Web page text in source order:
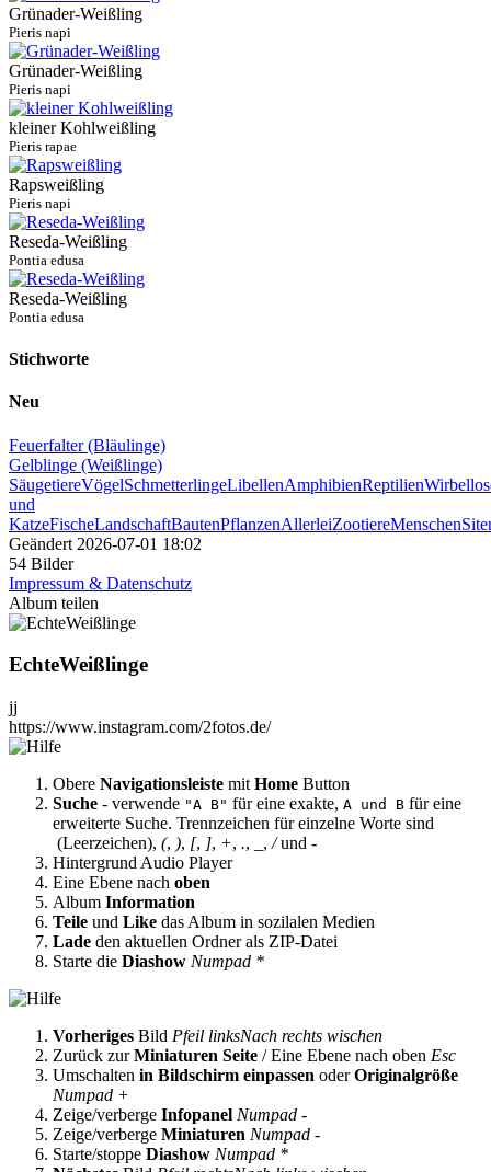
Grünader-Weißling
Pieris napi
Grünader-Weißling
Pieris napi
kleiner Kohlweißling
Pieris rapae
Rapsweißling
Pieris napi
Reseda-Weißling
Pontia edusa
Reseda-Weißling
Pontia edusa
Stichworte
Neu
Feuerfalter (Bläulinge)
Gelblinge (Weißlinge)
SäugetiereVögelSchmetterlingeLibellenAmphibienReptilien
und
KatzeFischeLandschaftBautenPflanzenAllerleiZootiereMenschen
Geändert 2026-07-01 18:02
54 Bilder
Impressum & Datenschutz
Album teilen
EchteWeißlinge
jj
https://www.instagram.com/2fotos.de/
Obere Navigationsleiste mit Home Button
Suche - verwende "A B" für eine exakte, A und B für eine
erweiterte Suche. Trennzeichen für einzelne Worte sind
(Leerzeichen), (, ), [, ], +, ., , /und -
Hintergrund Audio Player
Eine Ebene nach oben
Album Information
Teile und Like das Album in sozilalen Medien
Lade den aktuellen Ordner als ZIP-Datei
Starte die Diashow Numpad *
Vorheriges Bild Pfeil linksNach rechts wischen
Zurück zurMiniaturen Seite / Eine Ebene nach oben Esc
Umschalten in Bildschirm einpassen oderOriginalgröße
Numpad +
Zeige/verberge Infopanel Numpad -
Zeige/verberge Miniaturen Numpad -
Starte/stoppe Diashow Numpad *